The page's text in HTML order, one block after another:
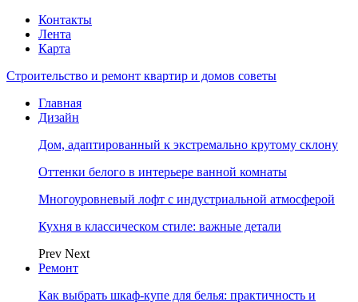
Контакты
Лента
Карта
Строительство и ремонт квартир и домов советы
Главная
Дизайн
Дом, адаптированный к экстремально крутому склону
Оттенки белого в интерьере ванной комнаты
Многоуровневый лофт с индустриальной атмосферой
Кухня в классическом стиле: важные детали
Prev Next
Ремонт
Как выбрать шкаф-купе для белья: практичность и